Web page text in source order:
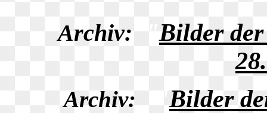
Archiv:
Bilder der
Archiv:
Bilder